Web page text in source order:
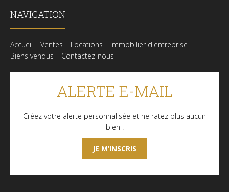
NAVIGATION
Accueil Ventes Locations
Immobilier d'entreprise
Biens vendus
Contactez-nous
ALERTE E-MAIL
Créez votre alerte personnalisée et ne ratez plus aucun
bien !
JE M’INSCRIS